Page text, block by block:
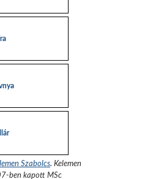
Szabolcs. Kelemen
ben kapott MSc